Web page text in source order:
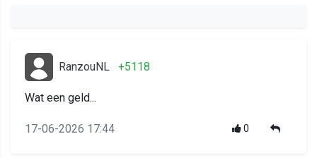
RanzouNL +5118
Wat een geld...
17-06-2026 17:44 0